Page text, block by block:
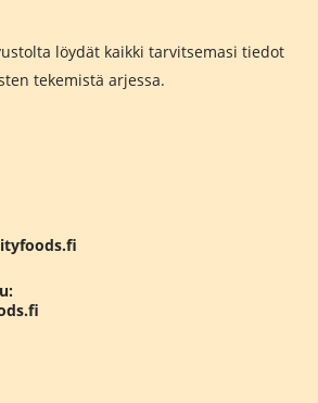
löydät kaikki tarvitsemasi tiedot
tekemistä arjessa.